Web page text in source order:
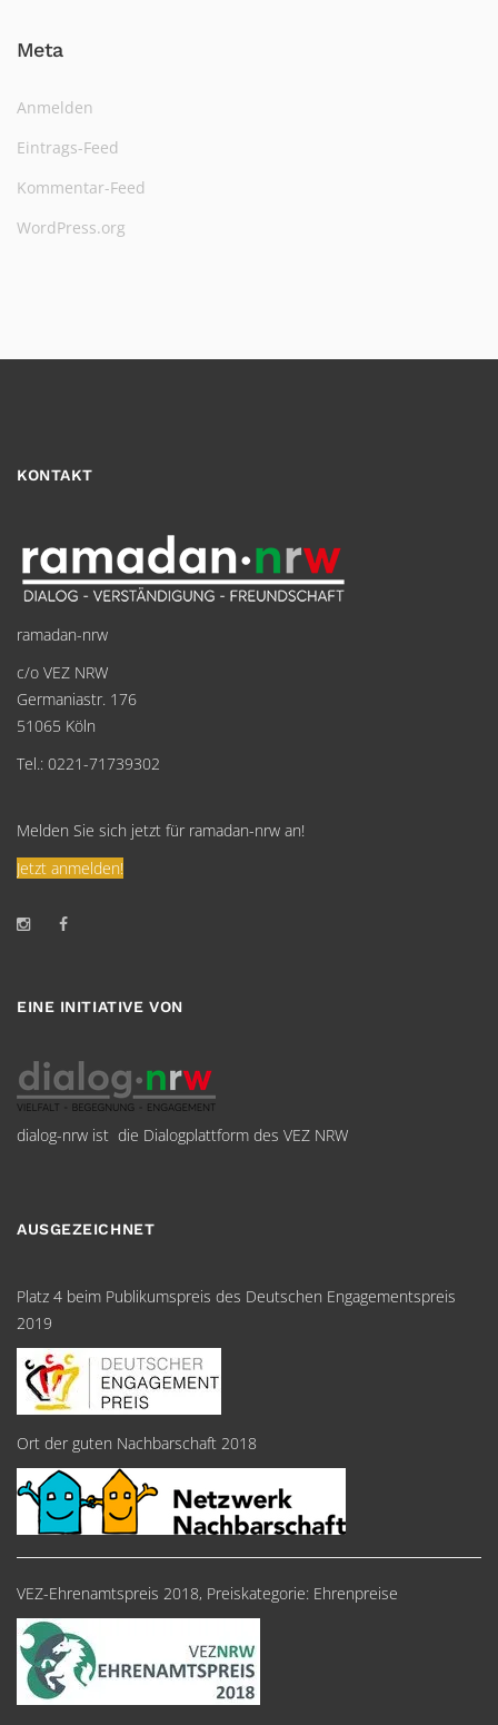
Meta
Anmelden
Eintrags-Feed
Kommentar-Feed
WordPress.org
KONTAKT
ramadan-nrw
c/o VEZ NRW
Germaniastr. 176
51065 Köln
Tel.: 0221-71739302
Melden Sie sich jetzt für ramadan-nrw an!
Jetzt anmelden!
EINE INITIATIVE VON
dialog-nrw ist die Dialogplattform des VEZ NRW
AUSGEZEICHNET
Platz 4 beim Publikumspreis des Deutschen Engagementspreis
2019
Ort der guten Nachbarschaft 2018
VEZ-Ehrenamtspreis 2018, Preiskategorie: Ehrenpreise